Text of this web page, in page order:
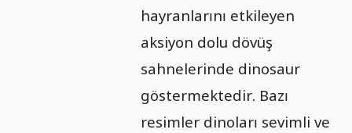
hayranlarını etkileyen
aksiyon dolu dövüş
sahnelerinde dinosaur
göstermektedir. Bazı
resimler dinoları sevimli ve